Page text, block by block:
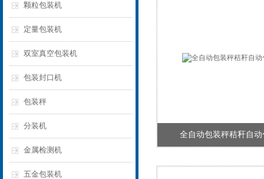
颗粒包装机
定量包装机
双室真空包装机
包装封口机
包装秤
分装机
金属检测机
五金包装机
全自动包装秤秸秆自